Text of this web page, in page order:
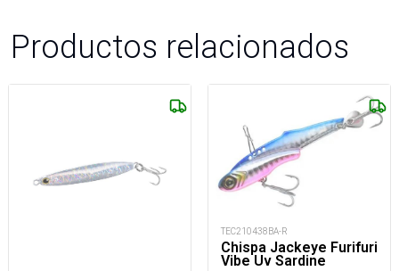
Productos relacionados
TEC210438BA-R
Chispa Jackeye Furifuri
Vibe Uv Sardine